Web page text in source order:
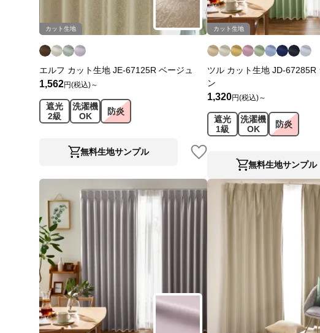
カット生地
エルフ カット生地 JE-67125R ベージュ
1,562円(税込)～
遮光
2級
洗濯機
OK
防炎
無料生地サンプル
カット生地
ツル カット生地 JD-67285R
ン
1,320円(税込)～
遮光
1級
洗濯機
OK
防炎
無料生地サンプル